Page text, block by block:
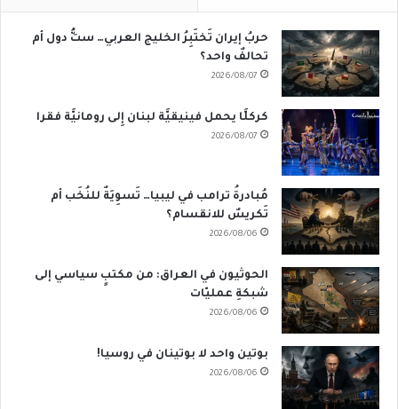
حربُ إيران تَختَبِرُ الخليج العربي… ستُّ دول أم
تحالفٌ واحد؟
2026/08/07
كركلَّا يحمل فينيقيَّة لبنان إِلى رومانيَّة فقرا
2026/08/07
مُبادرةُ ترامب في ليبيا… تَسوِيَةٌ للنُخَب أم
تَكريسٌ للانقسام؟
2026/08/06
الحوثيون في العراق: من مكتبٍ سياسي إلى
شبكةِ عمليّات
2026/08/06
بوتين واحد لا بوتينان في روسيا!
2026/08/06